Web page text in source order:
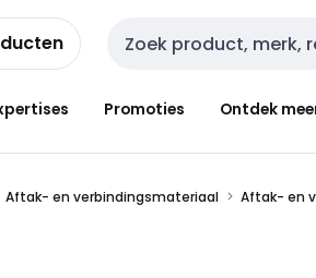
Zoekveld invoer
Promoties Ontdek
Aftak- en verbindingsmateriaal Aftak- en